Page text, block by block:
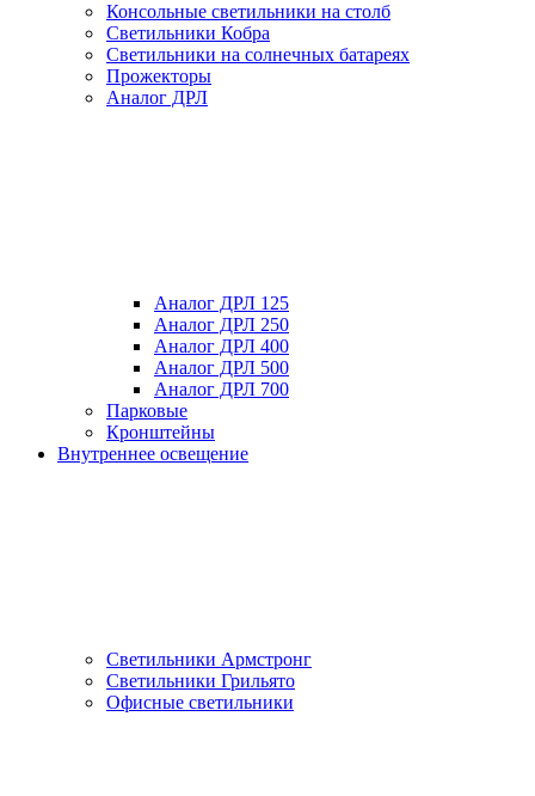
Консольные светильники на столб
Светильники Кобра
Светильники на солнечных батареях
Прожекторы
Аналог ДРЛ
Аналог ДРЛ 125
Аналог ДРЛ 250
Аналог ДРЛ 400
Аналог ДРЛ 500
Аналог ДРЛ 700
Парковые
Кронштейны
Внутреннее освещение
Светильники Армстронг
Светильники Грильято
Офисные светильники